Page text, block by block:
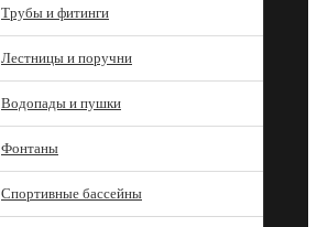
Трубы и фитинги
Лестницы и поручни
Водопады и пушки
Фонтаны
Спортивные бассейны